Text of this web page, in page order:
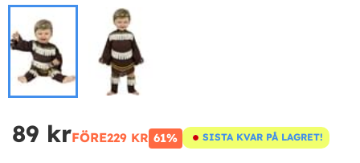
89 krFÖRE229 KR 61% SISTA KVAR PÅ LAGRET!